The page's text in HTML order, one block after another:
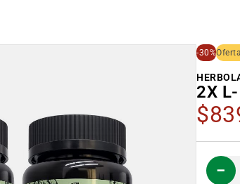
Precio
2X
-30%